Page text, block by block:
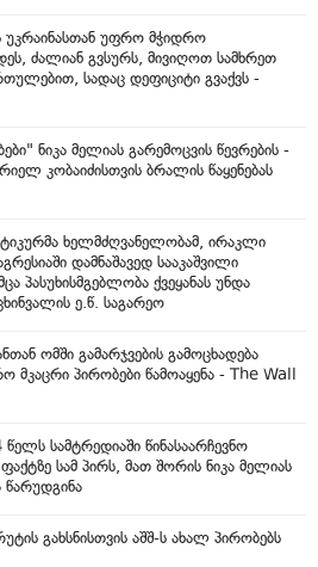
უკრაინასთან უფრო მჭიდრო
ძალიან გვსურს, მივიღოთ სამხრეთ
სადაც დეფიციტი გვაქვს -
ნიკა მელიას გარემოცვის წევრების -
კობაიძისთვის ბრალის წაყენებას
ხელმძღვანელობამ, ირაკლი
დამნაშავედ სააკაშვილი
ქვეყანას უნდა
ე.წ. საგარეო
ომში გამარჯვების გამოცხადება
პირობები წამოაყენა - The Wall
სამტრედიაში წინასაარჩევნო
სამ პირს, მათ შორის ნიკა მელიას
გახსნისთვის აშშ-ს ახალ პირობებს